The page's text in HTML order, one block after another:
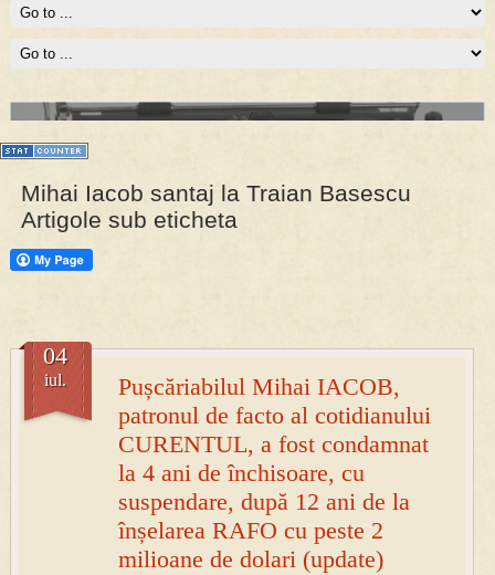
PRESA
Prima mea carte publicata (Nemira)
Averea Presedintelui: prima lucrare despre controversatele
conturi secrete ale Securitatii.
Mihai Iacob santaj la Traian Basescu
Artigole sub eticheta
Pușcăriabilul Mihai IACOB,
patronul de facto al cotidianului
CURENTUL, a fost condamnat
la 4 ani de închisoare, cu
suspendare, după 12 ani de la
înșelarea RAFO cu peste 2
milioane de dolari (update)
04
iul.